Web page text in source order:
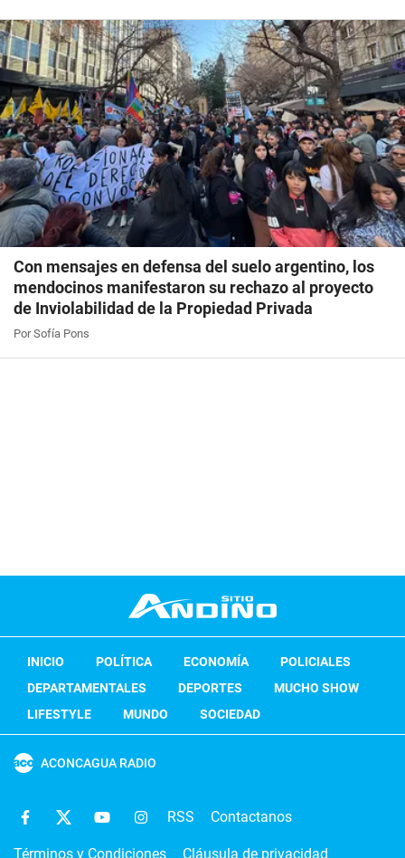
Con mensajes en defensa del suelo argentino, los
mendocinos manifestaron su rechazo al proyecto
de Inviolabilidad de la Propiedad Privada
Por Sofía Pons
INICIO POLÍTICA ECONOMÍA
POLICIALES
DEPARTAMENTALES
DEPORTES
MUCHO SHOW
LIFESTYLE
MUNDO SOCIEDAD
ACONCAGUA RADIO
RSS Contactanos
Términos y Condiciones Cláusula de privacidad